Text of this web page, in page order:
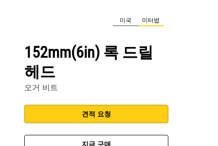
미국 미터법
152mm(6in) 록 드릴
헤드
오거 비트
견적 요청
지금 구매